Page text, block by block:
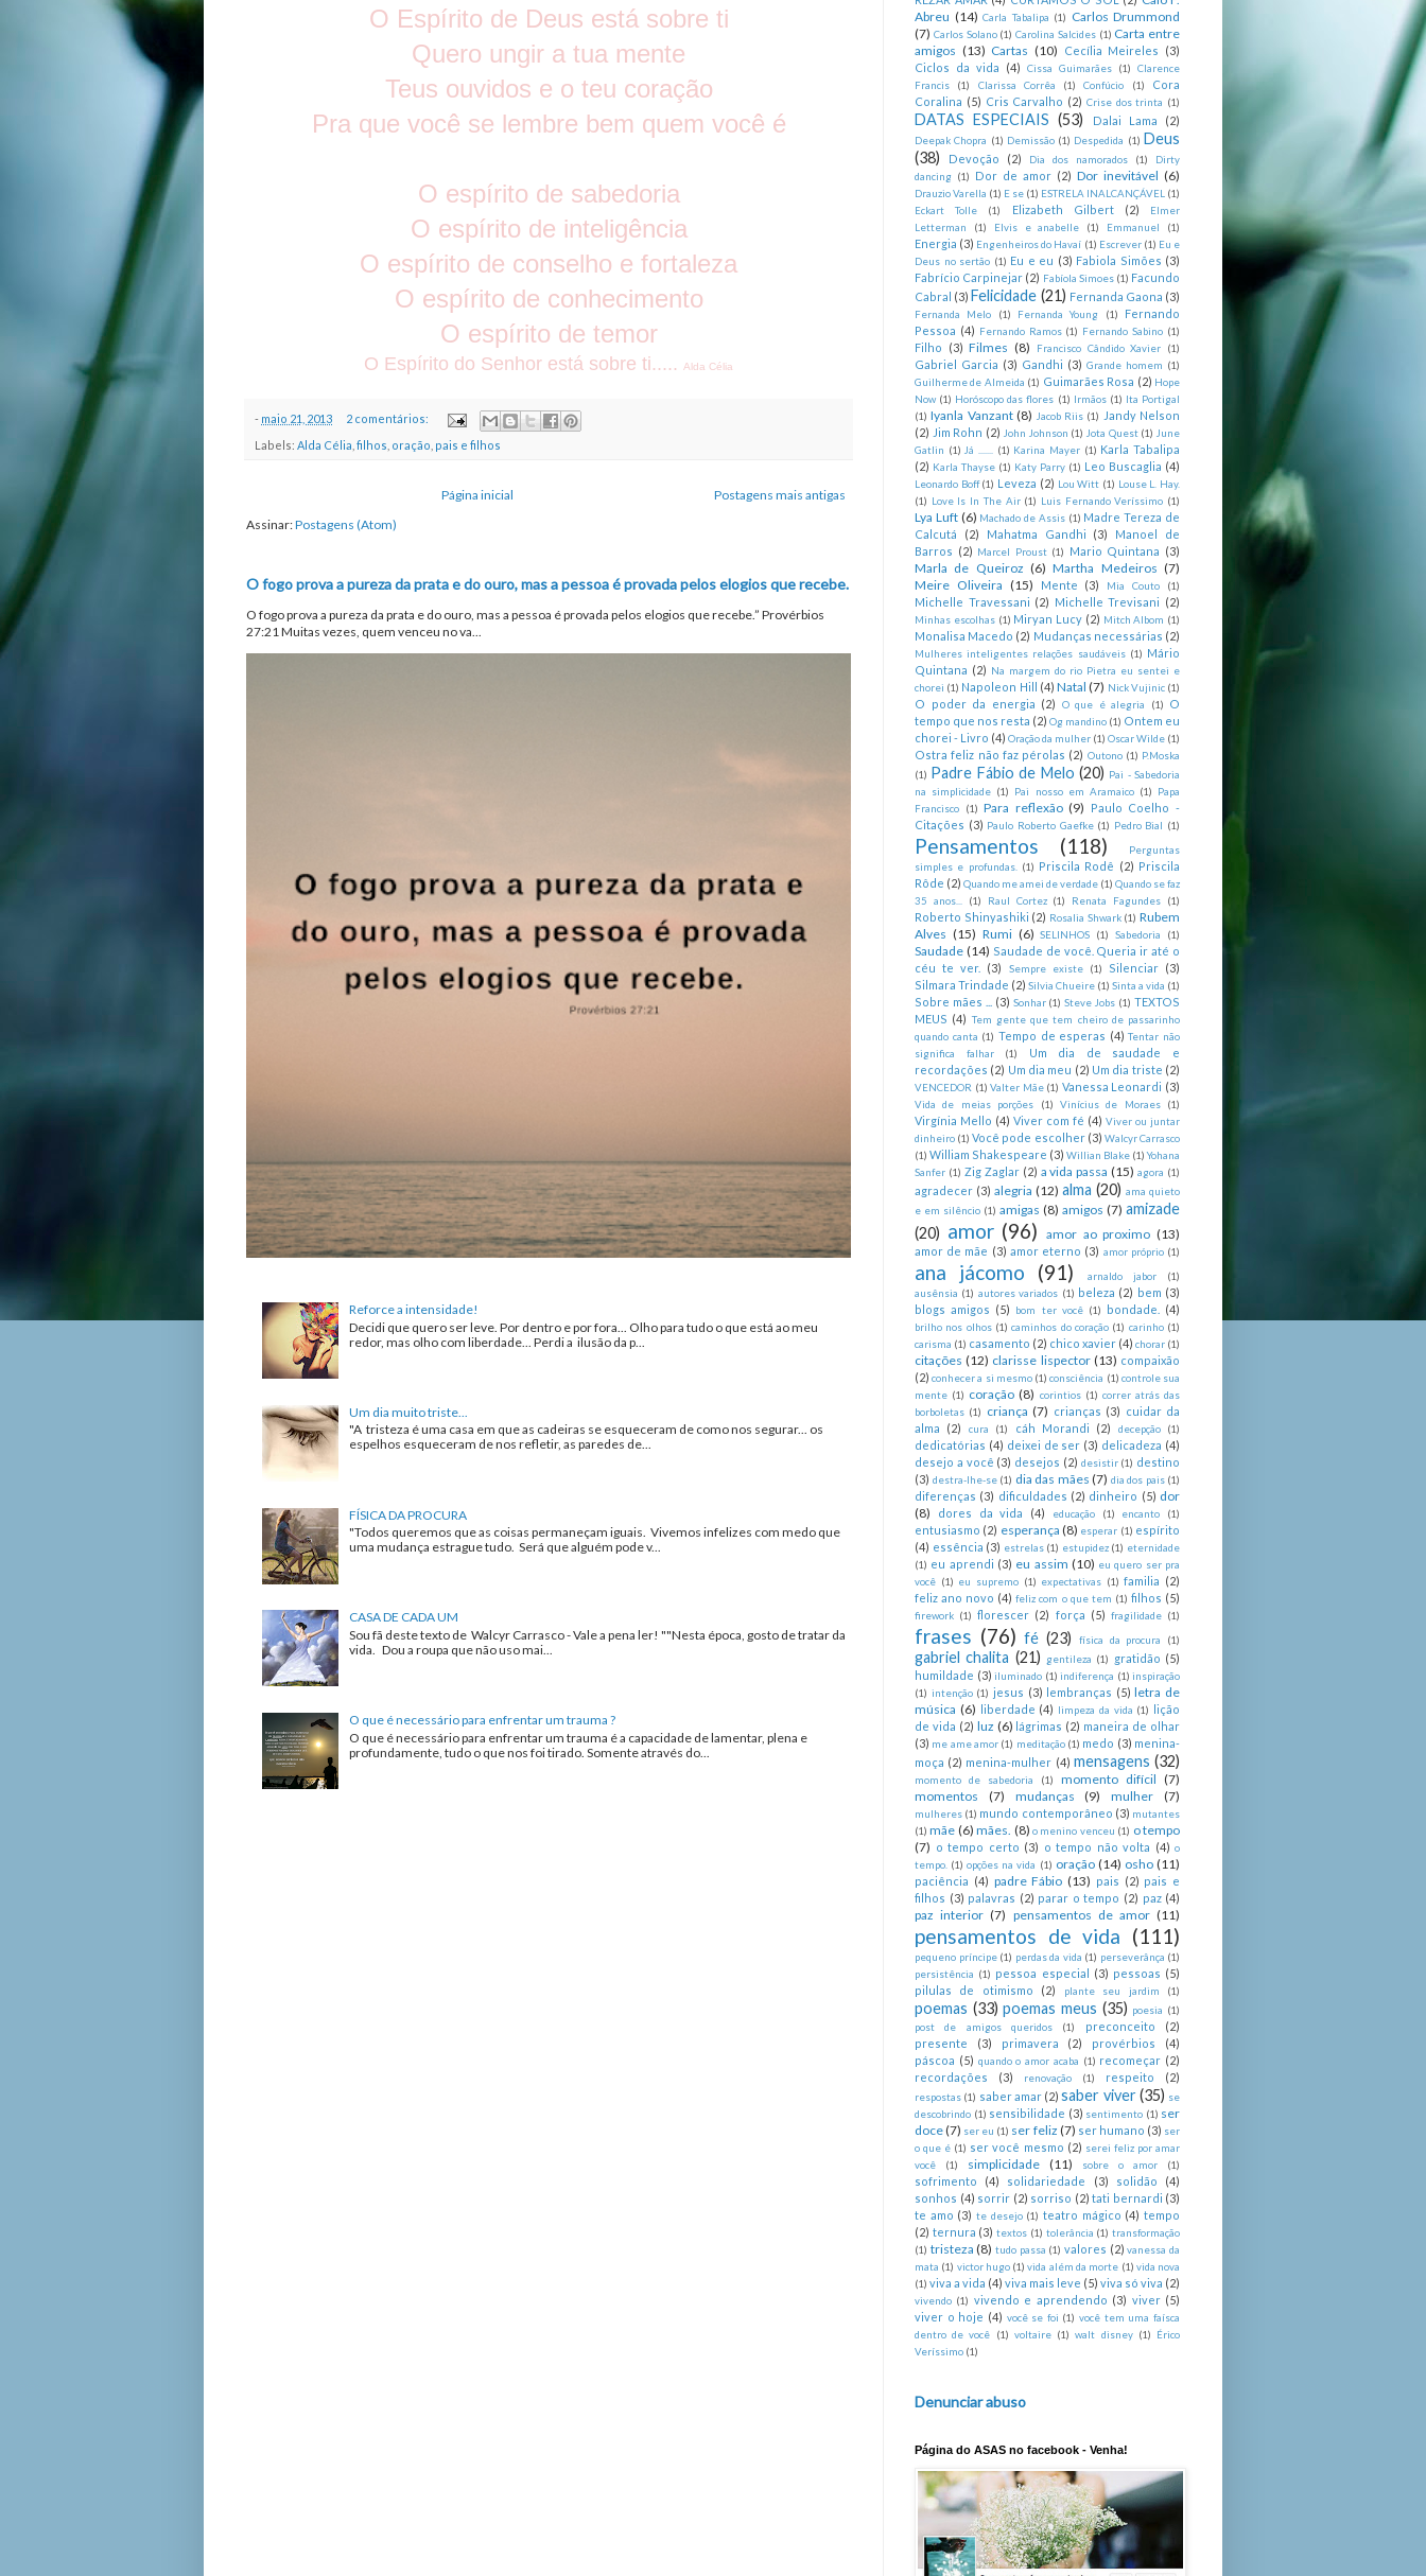
O Espírito de Deus está sobre ti
Quero ungir a tua mente
Teus ouvidos e o teu coração
Pra que você se lembre bem quem você é
O espírito de sabedoria
O espírito de inteligência
O espírito de conselho e fortaleza
O espírito de conhecimento
O espírito de temor
O Espírito do Senhor está sobre ti..... Alda Célia
- maio 21, 2013
2 comentários:
Labels: Alda Célia filhos oração pais e filhos
Postagens mais antigas
Página inicial
Assinar:Postagens (Atom)
O fogo prova a pureza da prata e do ouro, mas a pessoa é provada pelos elogios que recebe.
O fogo prova a pureza da prata e do ouro, mas a pessoa é provada pelos elogios que recebe.” Provérbios
27:21 Muitas vezes, quem venceu no va...
Reforce a intensidade!
Decidi que quero ser leve. Por dentro e por fora... Olho para tudo o que está ao meu
redor, mas olho com liberdade... Perdi a ilusão da p...
Um dia muito triste...
"A tristeza é uma casa em que as cadeiras se esqueceram de como nos segurar... os
espelhos esqueceram de nos refletir, as paredes de...
FÍSICA DA PROCURA
"Todos queremos que as coisas permaneçam iguais. Vivemos infelizes com medo que
uma mudança estrague tudo. Será que alguém pode v...
CASA DE CADA UM
Sou fã deste texto de Walcyr Carrasco - Vale a pena ler! ""Nesta época, gosto de tratar da
vida. Dou a roupa que não uso mai...
O que é necessário para enfrentar um trauma ?
O que é necessário para enfrentar um trauma é a capacidade de lamentar, plena e
profundamente, tudo o que nos foi tirado. Somente através do...
Abreu (14) Carla Tabalipa (1)
Carlos Drummond
(7) Carlos Solano (1) Carolina Salcides (1) Carta entre
amigos (13) Cartas (10) Cecília Meireles
(3)
Ciclos da vida
(4) Cissa Guimarães (1)
Clarence
Francis
(1) Clarissa Corrêa (1) Confúcio (1)
Cora
Coralina (5) Cris Carvalho (2) Crise dos trinta (1)
DATAS ESPECIAIS (53) Dalai Lama (2)
Deepak Chopra (1) Demissão (1) Despedida (1) Deus
(38)
Devoção (2) Dia dos namorados (1)
Dirty
dancing (1) Dor de amor (2) Dor inevitável (6)
Drauzio Varella (1) E se (1) ESTRELA INALCANÇÁVEL (1)
Eckart Tolle
(1) Elizabeth Gilbert (2)
Elmer
Letterman
(1) Elvis e anabelle (1) Emmanuel (1)
Energia (3) Engenheiros do Havaí (1) Escrever (1) Eu e
Deus no sertão (1) Eu e eu (3) Fabiola Simões (3)
Fabrício Carpinejar (2) Fabíola Simoes (1) Facundo
Cabral (3) Felicidade (21) Fernanda Gaona (3)
Fernanda Melo (1) Fernanda Young (1)
Fernando
Pessoa (4) Fernando Ramos (1) Fernando Sabino (1)
Filho (3) Filmes (8) Francisco Cândido Xavier (1)
Gabriel Garcia (3) Gandhi (3) Grande homem (1)
Guilherme de Almeida (1) Guimarães Rosa (2) Hope
Now (1) Horóscopo das flores (1) Irmãos (1)
Ita Portigal
(1) Iyanla Vanzant (8) Jacob Riis (1)
Jandy Nelson
(2) Jim Rohn (2) John Johnson (1) Jota Quest (1) June
Gatlin (1) Já ....... (1) Karina Mayer (1) Karla Tabalipa
(2) Karla Thayse (1) Katy Parry (1) Leo Buscaglia (4)
Leonardo Boff (1) Leveza (2) Lou Witt (1) Louse L. Hay.
(1)
Love Is In The Air (1) Luis Fernando Veríssimo (1)
Lya Luft (6) Machado de Assis (1) Madre Tereza de
Calcutá
(2) Mahatma Gandhi (3)
Manoel de
Barros (2) Marcel Proust (1) Mario Quintana (3)
Marla de Queiroz (6) Martha Medeiros (7)
Meire Oliveira (15) Mente (3) Mia Couto (1)
Michelle Travessani (2) Michelle Trevisani (2)
Minhas escolhas (1) Miryan Lucy (2) Mitch Albom (1)
Monalisa Macedo (2) Mudanças necessárias (2)
Mulheres inteligentes relações saudáveis (1) Mário
Quintana (2)
Na margem do rio Pietra eu sentei e
chorei (1) Napoleon Hill (4) Natal (7) Nick Vujinic (1)
O poder da energia (2) O que é alegria (1)
O
tempo que nos resta (2) Og mandino (1) Ontem eu
chorei - Livro (4) Oração da mulher (1) Oscar Wilde (1)
Ostra feliz não faz pérolas (2) Outono (1) P.Moska
(1) Padre Fábio de Melo (20)
Pai - Sabedoria
na simplicidade (1) Pai nosso em Aramaico (1)
Papa
Francisco
(1) Para reflexão (9)
Paulo Coelho -
Citações (3) Paulo Roberto Gaefke (1) Pedro Bial (1)
Pensamentos (118)
Perguntas
simples e profundas. (1) Priscila Rodê (2) Priscila
Rôde (2) Quando me amei de verdade (1) Quando se faz
35 anos...
(1) Raul Cortez (1) Renata Fagundes (1)
Roberto Shinyashiki (2) Rosalia Shwark (1) Rubem
Alves (15) Rumi (6) SELINHOS (1) Sabedoria (1)
Saudade (14) Saudade de você. Queria ir até o
céu te ver.
(3) Sempre existe (1) Silenciar (3)
Silmara Trindade (2) Silvia Chueire (1) Sinta a vida (1)
Sobre mães ... (3) Sonhar (1) Steve Jobs (1) TEXTOS
MEUS (4) Tem gente que tem cheiro de passarinho
quando canta (1) Tempo de esperas (4) Tentar não
significa falhar
(1)
Um dia de saudade e
recordações (2) Um dia meu (2) Um dia triste (2)
VENCEDOR (1) Valter Mãe (1) Vanessa Leonardi (3)
Vida de meias porções (1) Vinícius de Moraes (1)
Virgínia Mello (4) Viver com fé (4) Viver ou juntar
dinheiro (1) Você pode escolher (3) Walcyr Carrasco
(1) William Shakespeare (3) Willian Blake (1) Yohana
Sanfer (1) Zig Zaglar (2) a vida passa (15) agora (1)
agradecer (3) alegria (12) alma (20) ama quieto
e em silêncio (1) amigas (8) amigos (7) amizade
(20) amor (96) amor ao proximo (13)
amor de mãe (3) amor eterno (3) amor próprio (1)
ana jácomo (91) arnaldo jabor
(1)
ausênsia (1) autores variados (1) beleza (2) bem (3)
blogs amigos (5) bom ter você (1) bondade. (4)
brilho nos olhos (1) caminhos do coração (1) carinho (1)
carisma (1) casamento (2) chico xavier (4) chorar (1)
citações (12) clarisse lispector (13) compaixão
(2) conhecer a si mesmo (1) consciência (1) controle sua
mente (1) coração (8) corintios (1) correr atrás das
borboletas (1) criança (7) crianças (3) cuidar da
alma
(2) cura (1) cáh Morandi (2) decepção (1)
dedicatórias (4) deixei de ser (3) delicadeza (4)
desejo a você (3) desejos (2) desistir (1) destino
(3) destra-lhe-se (1) dia das mães (7) dia dos pais (1)
diferenças (3) dificuldades (2) dinheiro (5) dor
(8)
dores da vida (4) educação (1) encanto (1)
entusiasmo (2) esperança (8) esperar (1) espírito
(4) essência (3) estrelas (1) estupidez (1) eternidade
(1) eu aprendi (3) eu assim (10) eu quero ser pra
você (1) eu supremo (1) expectativas (1) familia (2)
feliz ano novo (4) feliz com o que tem (1) filhos (5)
firework (1) florescer (2) força (5) fragilidade (1)
frases (76) fé (23) física da procura (1)
gabriel chalita (21) gentileza (1) gratidão (5)
humildade (3) iluminado (1) indiferença (1) inspiração
(1) intenção (1) jesus (3) lembranças (5) letra de
música (6) liberdade (4) limpeza da vida (1)
lição
de vida (2) luz (6) lágrimas (2) maneira de olhar
(3) me ame amor (1) meditação (1) medo (3) menina-
moça (2) menina-mulher (4) mensagens (32)
momento de sabedoria (1) momento difícil (7)
momentos
(7) mudanças (9) mulher (7)
mulheres (1) mundo contemporâneo (3) mutantes
(1) mãe (6) mães. (8) o menino venceu (1) o tempo
(7) o tempo certo (3) o tempo não volta (4) o
tempo. (1) opções na vida (1) oração (14) osho (11)
paciência (4) padre Fábio (13) pais (2) pais e
filhos (3) palavras (2) parar o tempo (2) paz (4)
paz interior (7) pensamentos de amor (11)
pensamentos de vida (111)
pequeno príncipe (1) perdas da vida (1) perseverânça (1)
persistência (1) pessoa especial (3) pessoas (5)
pilulas de otimismo
(2) plante seu jardim (1)
poemas (33) poemas meus (35) poesia (1)
post de amigos queridos
(1) preconceito
(2)
presente
(3) primavera (2) provérbios
(4)
páscoa (5) quando o amor acaba (1) recomeçar (2)
recordações
(3) renovação (1) respeito (2)
respostas (1) saber amar (2) saber viver (35) se
descobrindo (1) sensibilidade (3) sentimento (1) ser
doce(7) ser eu (1) ser feliz (7) ser humano (3) ser
o que é (1) ser você mesmo (2) serei feliz por amar
você
(1) simplicidade (11) sobre o amor (1)
sofrimento (4) solidariedade (3) solidão
(4)
sonhos (4) sorrir (2) sorriso (2) tati bernardi (3)
te amo (3) te desejo (1) teatro mágico (4) tempo
(2) ternura (3) textos (1) tolerância (1) transformação
(1) tristeza (8) tudo passa (1) valores (2) vanessa da
mata (1) victor hugo (1) vida além da morte (1) vida nova
(1) viva a vida (4) viva mais leve (5) viva só viva (2)
vivendo (1) vivendo e aprendendo (3) viver (5)
viver o hoje (4) você se foi (1) você tem uma faísca
dentro de você
(1) voltaire (1) walt disney (1)
Érico
Veríssimo (1)
Denunciar abuso
Página do ASAS no facebook - Venha!